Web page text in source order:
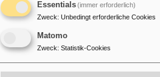
Essentials(immer erforderlich)
Zweck: Unbedingt erforderliche Cookies
Matomo
Zweck: Statistik-Cookies